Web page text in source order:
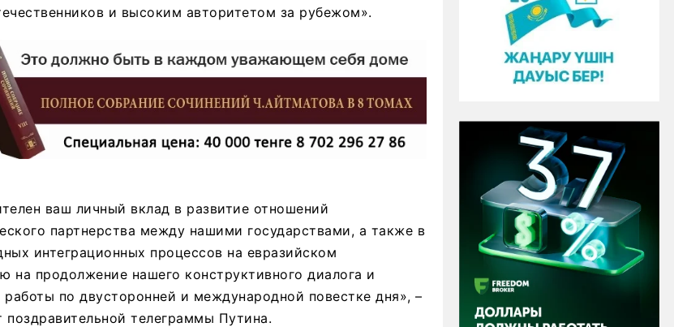
и высоким авторитетом за рубежом».
ваш личный вклад в развитие отношений
партнерства между нашими государствами, а также в
интеграционных процессов на евразийском
на продолжение нашего конструктивного диалога и
по двусторонней и международной повестке дня», –
поздравительной телеграммы Путина.